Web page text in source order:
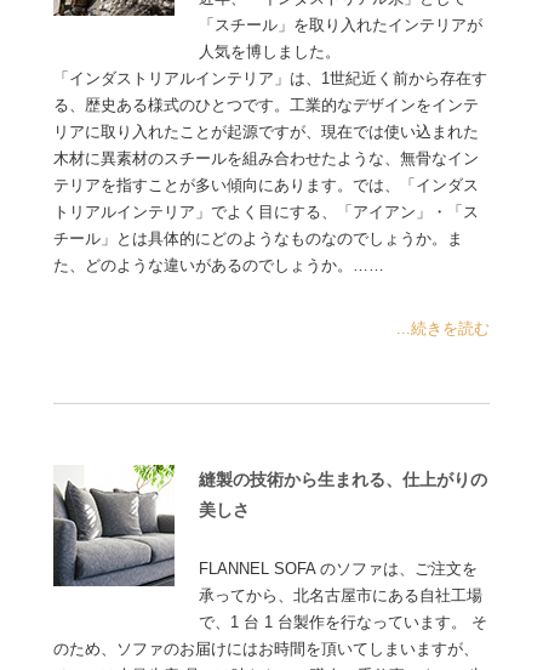
「スチール」を取り入れたインテリアが
人気を博しました。
「インダストリアルインテリア」は、1世紀近く前から存在す
る、歴史ある様式のひとつです。工業的なデザインをインテ
リアに取り入れたことが起源ですが、現在では使い込まれた
木材に異素材のスチールを組み合わせたような、無骨なイン
テリアを指すことが多い傾向にあります。では、「インダス
トリアルインテリア」でよく目にする、「アイアン」・「ス
チール」とは具体的にどのようなものなのでしょうか。ま
た、どのような違いがあるのでしょうか。……
...続きを読む
縫製の技術から生まれる、仕上がりの
美しさ
FLANNEL SOFA のソファは、ご注文を
承ってから、北名古屋市にある自社工場
で、1 台 1 台製作を行なっています。 そ
のため、ソファのお届けにはお時間を頂いてしまいますが、